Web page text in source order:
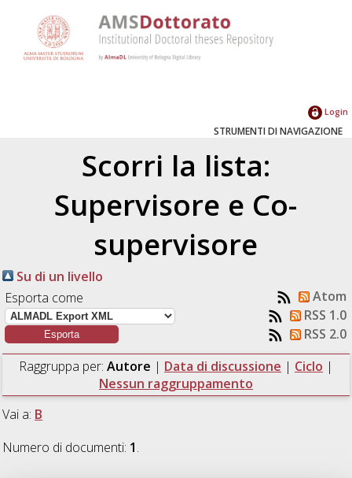
Login
STRUMENTI DI NAVIGAZIONE
Scorri la lista:
Supervisore e Co-
supervisore
Su di un livello
Esporta come
Atom
RSS 1.0
RSS 2.0
Raggruppa per: Autore | Data di discussione | Ciclo |
Nessun raggruppamento
Vai a: B
Numero di documenti: 1.